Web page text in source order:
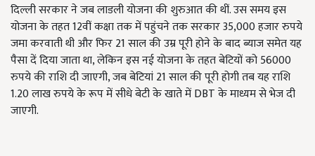
दिल्ली सरकार ने जब लाडली योजना की शुरुआत की थीं. उस समय इस
योजना के तहत 12वीं कक्षा तक में पहुंचने तक सरकार 35,000 हजार रुपये
जमा करवाती थी और फिर 21 साल की उम्र पूरी होने के बाद ब्याज समेत यह
पैसा दें दिया जाता था, लेकिन इस नई योजना के तहत बेटियों को 56000
रुपये की राशि दी जाएगी, जब बेटियां 21 साल की पूरी होगी तब यह राशि
1.20 लाख रुपये के रूप में सीधे बेटी के खाते में DBT के माध्यम से भेज दी
जाएगी.